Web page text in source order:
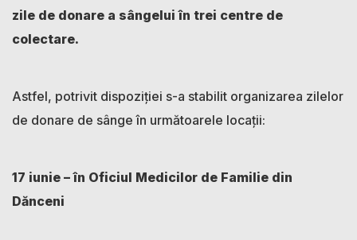
zile de donare a sângelui în trei centre de
colectare.
Astfel, potrivit dispoziției s-a stabilit organizarea zilelor
de donare de sânge în următoarele locații:
17 iunie – în Oficiul Medicilor de Familie din
Dănceni